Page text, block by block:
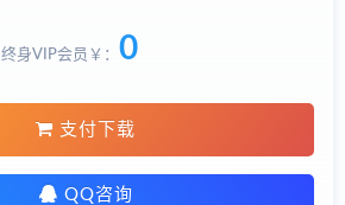
终身VIP会员￥： 0
支付下载
QQ咨询